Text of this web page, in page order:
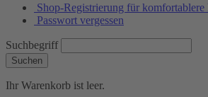
Shop-Registrierung für komfortablere
Passwort vergessen
Suchbegriff
Suchen
Ihr Warenkorb ist leer.